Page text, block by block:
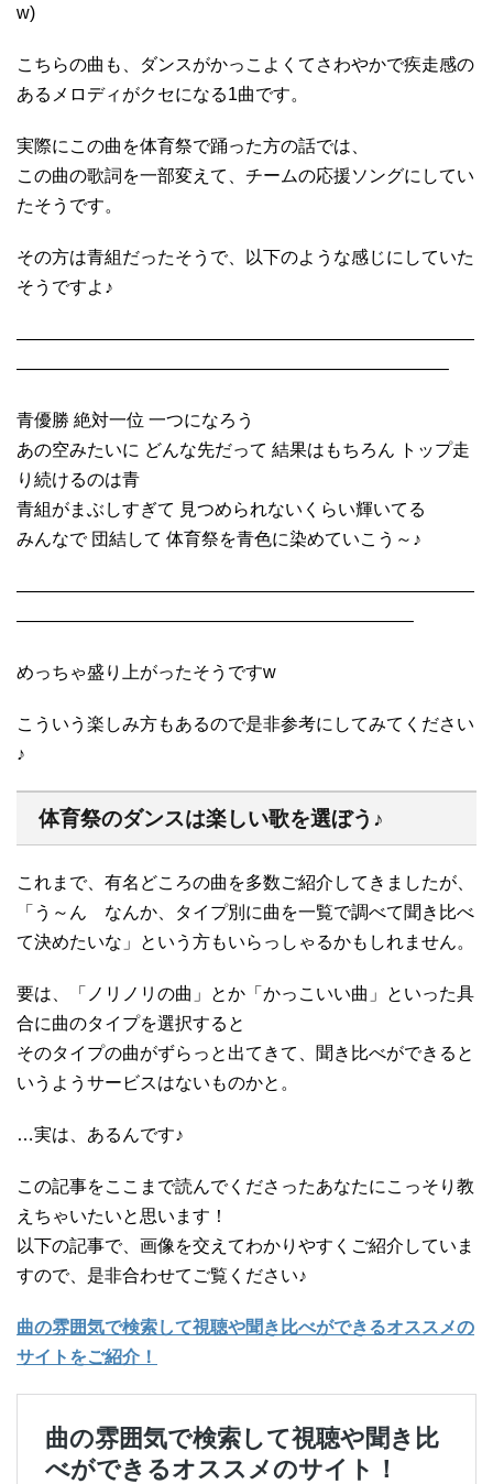
w)
こちらの曲も、ダンスがかっこよくてさわやかで疾走感の
あるメロディがクセになる1曲です。
実際にこの曲を体育祭で踊った方の話では、
この曲の歌詞を一部変えて、チームの応援ソングにしてい
たそうです。
その方は青組だったそうで、以下のような感じにしていた
そうですよ♪
——————————————————————————
————————————————————————–
青優勝 絶対一位 一つになろう
あの空みたいに どんな先だって 結果はもちろん トップ走
り続けるのは青
青組がまぶしすぎて 見つめられないくらい輝いてる
みんなで 団結して 体育祭を青色に染めていこう～♪
——————————————————————————
——————————————————————–
めっちゃ盛り上がったそうですw
こういう楽しみ方もあるので是非参考にしてみてください
♪
体育祭のダンスは楽しい歌を選ぼう♪
これまで、有名どころの曲を多数ご紹介してきましたが、
「う～ん なんか、タイプ別に曲を一覧で調べて聞き比べ
て決めたいな」という方もいらっしゃるかもしれません。
要は、「ノリノリの曲」とか「かっこいい曲」といった具
合に曲のタイプを選択すると
そのタイプの曲がずらっと出てきて、聞き比べができると
いうようサービスはないものかと。
…実は、あるんです♪
この記事をここまで読んでくださったあなたにこっそり教
えちゃいたいと思います！
以下の記事で、画像を交えてわかりやすくご紹介していま
すので、是非合わせてご覧ください♪
曲の雰囲気で検索して視聴や聞き比べができるオススメの
サイトをご紹介！